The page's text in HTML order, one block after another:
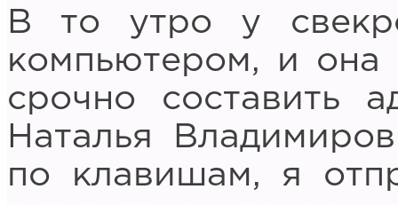
В то утро у
компьютером, и она
срочно составить
Наталья
по клавишам, я